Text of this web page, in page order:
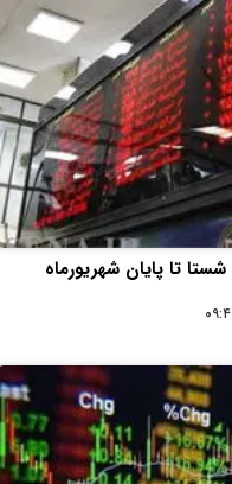
تا پایان شهریورماه